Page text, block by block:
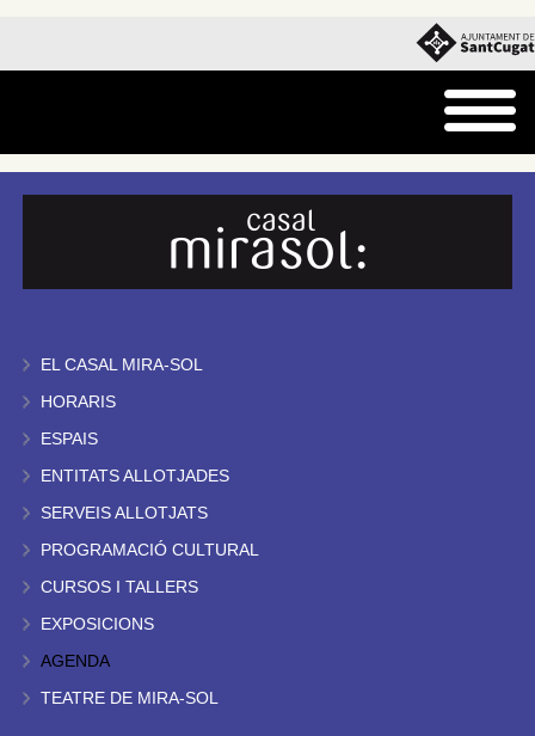
EL CASAL MIRA-SOL
HORARIS
ESPAIS
ENTITATS ALLOTJADES
SERVEIS ALLOTJATS
PROGRAMACIÓ CULTURAL
CURSOS I TALLERS
EXPOSICIONS
AGENDA
TEATRE DE MIRA-SOL